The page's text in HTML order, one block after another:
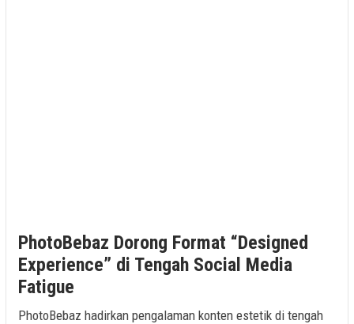
PhotoBebaz Dorong Format “Designed
Experience” di Tengah Social Media
Fatigue
PhotoBebaz hadirkan pengalaman konten estetik di tengah